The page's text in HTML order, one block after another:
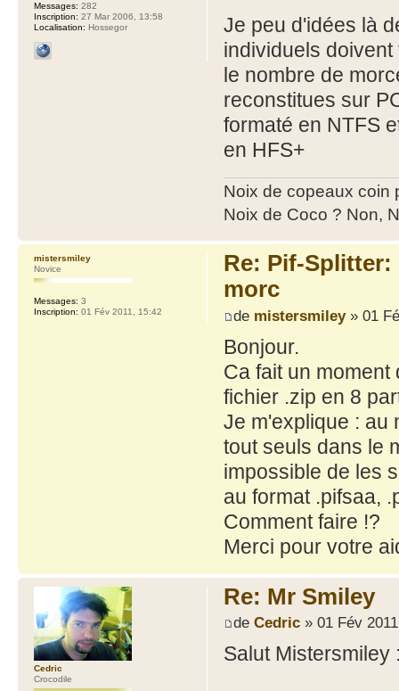
Je peu d'idées là
individuels
le nombre de
reconstitues sur
formaté en NTFS
en HFS+
Noix de copeaux coin
Noix de Coco ? Non,
Messages: 282
Inscription: 27 Mar 2006, 13:58
Localisation: Hossegor
Re: Pif-
morc
de mistersmiley» 01
Bonjour.
Ca fait un
fichier .zip en 8
Je m'explique : au
tout seuls dans le
impossible de les
au format .pifsaa,
Comment faire !?
Merci pour votre
mistersmiley
Novice
Messages: 3
Inscription: 01 Fév 2011, 15:42
Re: Mr Smiley
de Cedric» 01 Fév
Salut Mistersmiley
Cedric
Crocodile